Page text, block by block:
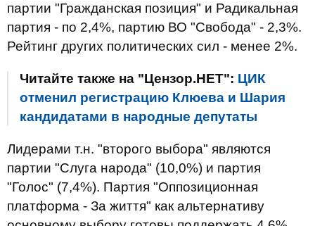
партии "Гражданская позиция" и Радикальная
партия - по 2,4%, партию ВО "Свобода" - 2,3%.
Рейтинг других политических сил - менее 2%.
Читайте также на "Цензор.НЕТ": ЦИК
отменил регистрацию Клюева и Шария
кандидатами в народные депутаты
Лидерами т.н. "второго выбора" являются
партии "Слуга народа" (10,0%) и партия
"Голос" (7,4%). Партия "Оппозиционная
платформа - За життя" как альтернативу